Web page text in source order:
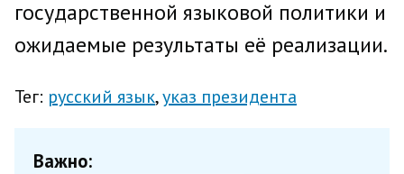
государственной языковой политики и
ожидаемые результаты её реализации.
Тег: русский язык указ президента
Важно: